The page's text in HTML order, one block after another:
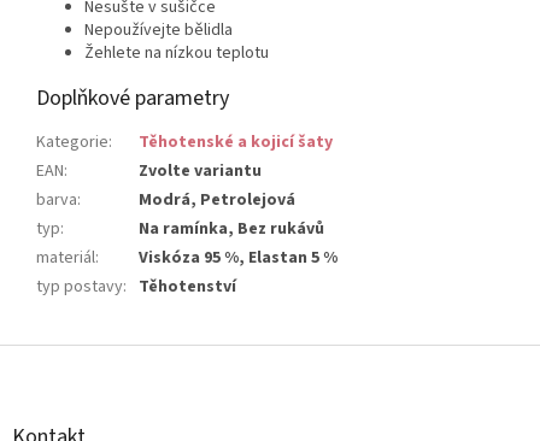
Nesušte v sušičce
Nepoužívejte bělidla
Žehlete na nízkou teplotu
Doplňkové parametry
Kategorie:
Těhotenské a kojicí šaty
EAN:
Zvolte variantu
barva:
Modrá, Petrolejová
typ:
Na ramínka, Bez rukávů
materiál:
Viskóza 95 %, Elastan 5 %
typ postavy: Těhotenství
Z